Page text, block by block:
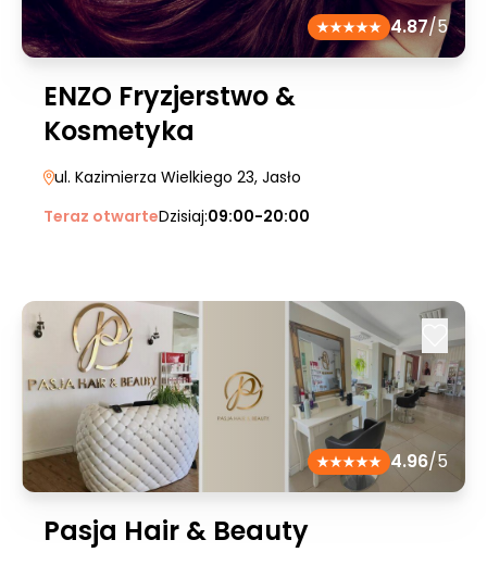
4.87/5
ENZO Fryzjerstwo &
Kosmetyka
ul. Kazimierza Wielkiego 23, Jasło
Teraz otwarteDzisiaj:09:00-20:00
4.96/5
Pasja Hair & Beauty